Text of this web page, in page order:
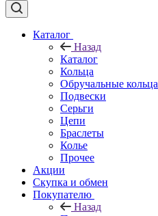
Каталог
Назад
Каталог
Кольца
Обручальные кольца
Подвески
Серьги
Цепи
Браслеты
Колье
Прочее
Акции
Скупка и обмен
Покупателю
Назад